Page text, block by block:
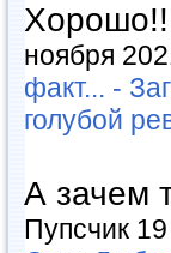
ноября
факт... -
голубой
А зачем
Пупсчик